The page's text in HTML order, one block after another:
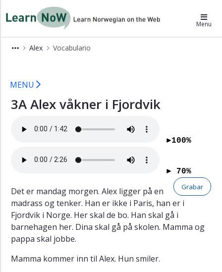
LearnNoW-es Menu
Alex Vocabulario
×
Alex
Los
días
Cecilie
Gramática
Ejercicios
auditivos
Ejercicios
Vocabulario
Extras
MENU
3A Alex våkner i Fjordvik
►100%
► 70%
Grabar
Det er mandag morgen. Alex ligger på en
madrass og tenker. Han er ikke i Paris, han er i
Fjordvik i Norge. Her skal de bo. Han skal gå i
barnehagen her. Dina skal gå på skolen. Mamma og
pappa skal jobbe.
Mamma kommer inn til Alex. Hun smiler.